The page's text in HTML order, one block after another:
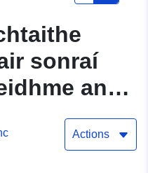
sonraí
an
Mont-
Actions